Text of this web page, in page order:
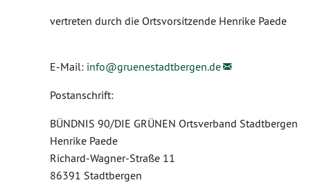
vertreten durch die Ortsvorsitzende Henrike Paede
E-Mail: info@gruenestadtbergen.de
Postanschrift:
BÜNDNIS 90/DIE GRÜNEN Ortsverband Stadtbergen
Henrike Paede
Richard-Wagner-Straße 11
86391 Stadtbergen